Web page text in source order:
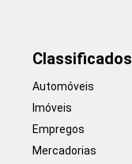
Classificados
Automóveis
Imóveis
Empregos
Mercadorias